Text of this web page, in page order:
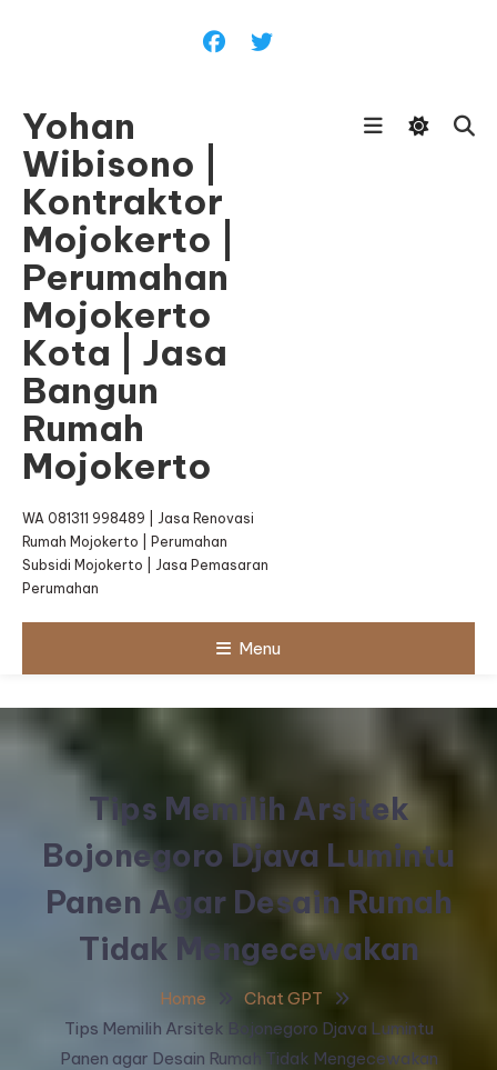
Yohan
Wibisono |
Kontraktor
Mojokerto |
Perumahan
Mojokerto
Kota | Jasa
Bangun
Rumah
Mojokerto
WA 081311 998489 | Jasa Renovasi
Rumah Mojokerto | Perumahan
Subsidi Mojokerto | Jasa Pemasaran
Perumahan
Menu
Tips Memilih Arsitek
Bojonegoro Djava Lumintu
Panen Agar Desain Rumah
Tidak Mengecewakan
Home
Chat GPT
Tips Memilih Arsitek Bojonegoro Djava Lumintu
Panen agar Desain Rumah Tidak Mengecewakan